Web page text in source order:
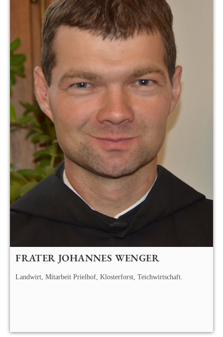
FRATER JOHANNES WENGER
Landwirt, Mitarbeit Prielhof, Klosterforst, Teichwirtschaft.